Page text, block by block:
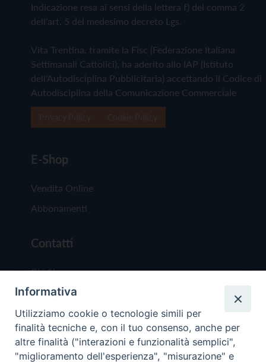
Indicazione resa ai sensi della lettera f) del comma 2
dell'art. 5 del medesimo decreto Lgs.
Vita Trentina, tramite la Fisc (Federazione Italiana
Settimanali Cattolici), ha aderito allo IAP (Istituto
dell'Autodisciplina Pubblicitaria) accettando il Codice di
Autodisciplina della Comunicazione Commerciale
E-Shop
Vendita Online
Abbonamenti
Contatti
Chi Siamo
Redazione
Scrivici
Informativa
Utilizziamo cookie o tecnologie simili per
finalità tecniche e, con il tuo consenso, anche per
altre finalità ("interazioni e funzionalità semplici",
"miglioramento dell'esperienza", "misurazione" e